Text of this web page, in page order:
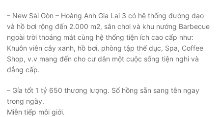
– New Sài Gòn – Hoàng Anh Gia Lai 3 có hệ thống đường dạo
và hồ bơi rộng đến 2.000 m2, sân chơi và khu nướng Barbecue
ngoài trời thoáng mát cùng hệ thống tiện ích cao cấp như:
Khuôn viên cây xanh, hồ bơi, phòng tập thể dục, Spa, Coffee
Shop, v.v mang đến cho cư dân một cuộc sống tiện nghi và
đẳng cấp.
– Gía tốt 1 tỷ 650 thương lượng. Sổ hồng sẵn sang tên ngay
trong ngày.
Miễn tiếp môi giới.